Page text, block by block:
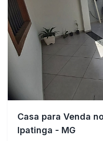
Casa para Venda
Ipatinga - MG